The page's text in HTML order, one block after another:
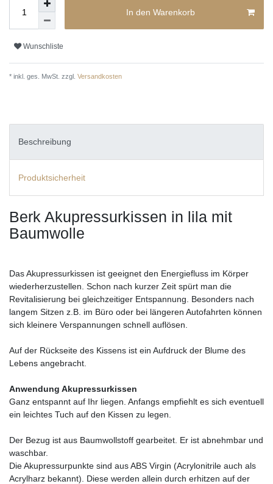
In den Warenkorb
Wunschliste
* inkl. ges. MwSt. zzgl. Versandkosten
Beschreibung
Produktsicherheit
Berk Akupressurkissen in lila mit
Baumwolle
Das Akupressurkissen ist geeignet den Energiefluss im Körper
wiederherzustellen. Schon nach kurzer Zeit spürt man die
Revitalisierung bei gleichzeitiger Entspannung. Besonders nach
langem Sitzen z.B. im Büro oder bei längeren Autofahrten können
sich kleinere Verspannungen schnell auflösen.
Auf der Rückseite des Kissens ist ein Aufdruck der Blume des
Lebens angebracht.
Anwendung Akupressurkissen
Ganz entspannt auf Ihr liegen. Anfangs empfiehlt es sich eventuell
ein leichtes Tuch auf den Kissen zu legen.
Der Bezug ist aus Baumwollstoff gearbeitet. Er ist abnehmbar und
waschbar.
Die Akupressurpunkte sind aus ABS Virgin (Acrylonitrile auch als
Acrylharz bekannt). Diese werden allein durch erhitzen auf der